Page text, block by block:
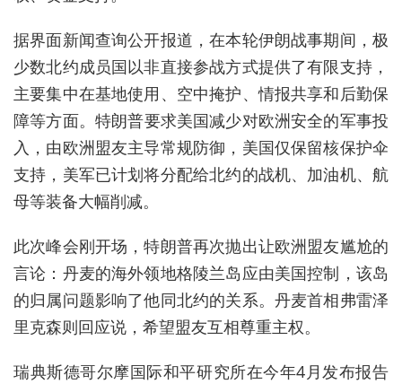
据界面新闻查询公开报道，在本轮伊朗战事期间，极
少数北约成员国以非直接参战方式提供了有限支持，
主要集中在基地使用、空中掩护、情报共享和后勤保
障等方面‌。特朗普要求美国减少对欧洲安全的军事投
入，由欧洲盟友主导常规防御，美国仅保留核保护伞
支持，美军已计划将分配给北约的战机、加油机、航
母等装备大幅削减。
此次峰会刚开场，特朗普再次抛出让欧洲盟友尴尬的
言论：丹麦的海外领地格陵兰岛应由美国控制，该岛
的归属问题影响了他同北约的关系。丹麦首相弗雷泽
里克森则回应说，希望盟友互相尊重主权。
瑞典斯德哥尔摩国际和平研究所在今年4月发布报告